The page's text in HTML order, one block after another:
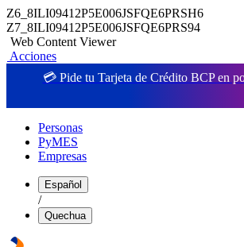
Z6_8ILI09412P5E006JSFQE6PRSH6
Z7_8ILI09412P5E006JSFQE6PRS94
Web Content Viewer
Acciones
💳 Pide tu Tarjeta de Crédito BCP en
Personas
PyMES
Empresas
Español
/
Quechua